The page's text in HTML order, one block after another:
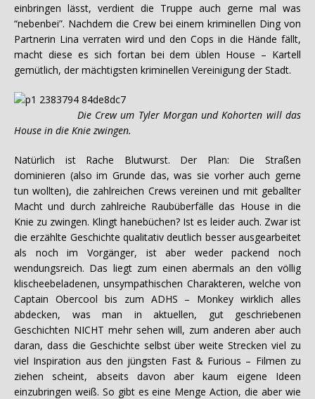
einbringen lässt, verdient die Truppe auch gerne mal was
“nebenbei”. Nachdem die Crew bei einem kriminellen Ding von
Partnerin Lina verraten wird und den Cops in die Hände fällt,
macht diese es sich fortan bei dem üblen House – Kartell
gemütlich, der mächtigsten kriminellen Vereinigung der Stadt.
Die Crew um Tyler Morgan und Kohorten will das
House in die Knie zwingen.
Natürlich ist Rache Blutwurst. Der Plan: Die Straßen
dominieren (also im Grunde das, was sie vorher auch gerne
tun wollten), die zahlreichen Crews vereinen und mit geballter
Macht und durch zahlreiche Raubüberfälle das House in die
Knie zu zwingen. Klingt hanebüchen? Ist es leider auch. Zwar ist
die erzählte Geschichte qualitativ deutlich besser ausgearbeitet
als noch im Vorgänger, ist aber weder packend noch
wendungsreich. Das liegt zum einen abermals an den völlig
klischeebeladenen, unsympathischen Charakteren, welche von
Captain Obercool bis zum ADHS – Monkey wirklich alles
abdecken, was man in aktuellen, gut geschriebenen
Geschichten NICHT mehr sehen will, zum anderen aber auch
daran, dass die Geschichte selbst über weite Strecken viel zu
viel Inspiration aus den jüngsten Fast & Furious – Filmen zu
ziehen scheint, abseits davon aber kaum eigene Ideen
einzubringen weiß. So gibt es eine Menge Action, die aber wie